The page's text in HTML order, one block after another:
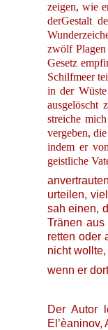
zeigen, wie
derGestalt
zwölf
Gesetz
Schilfmeer
in der
ausgelöscht
streiche
vergeben,
indem er
geistliche
urteilen,
sah einen,
Tränen
retten oder
nicht
wenn er
Der Autor